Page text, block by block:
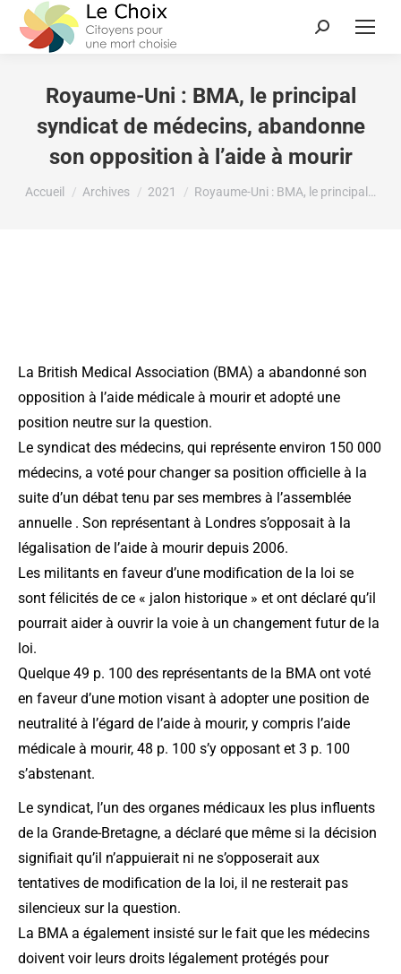
Royaume-Uni : BMA, le principal
syndicat de médecins, abandonne
son opposition à l’aide à mourir
Vous êtes ici :
Accueil Archives 2021 Royaume-Uni : BMA, le principal…
La British Medical Association (BMA) a abandonné son
opposition à l’aide médicale à mourir et adopté une
position neutre sur la question.
Le syndicat des médecins, qui représente environ 150 000
médecins, a voté pour changer sa position officielle à la
suite d’un débat tenu par ses membres à l’assemblée
annuelle . Son représentant à Londres s’opposait à la
légalisation de l’aide à mourir depuis 2006.
Les militants en faveur d’une modification de la loi se
sont félicités de ce « jalon historique » et ont déclaré qu’il
pourrait aider à ouvrir la voie à un changement futur de la
loi.
Quelque 49 p. 100 des représentants de la BMA ont voté
en faveur d’une motion visant à adopter une position de
neutralité à l’égard de l’aide à mourir, y compris l’aide
médicale à mourir, 48 p. 100 s’y opposant et 3 p. 100
s’abstenant.
Le syndicat, l’un des organes médicaux les plus influents
de la Grande-Bretagne, a déclaré que même si la décision
signifiait qu’il n’appuierait ni ne s’opposerait aux
tentatives de modification de la loi, il ne resterait pas
silencieux sur la question.
La BMA a également insisté sur le fait que les médecins
doivent voir leurs droits légalement protégés pour